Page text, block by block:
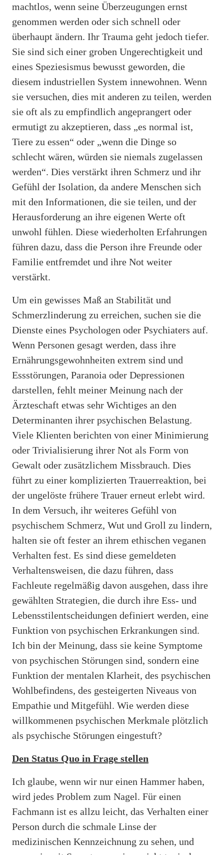
machtlos, wenn seine Überzeugungen ernst
genommen werden oder sich schnell oder
überhaupt ändern. Ihr Trauma geht jedoch tiefer.
Sie sind sich einer groben Ungerechtigkeit und
eines Speziesismus bewusst geworden, die
diesem industriellen System innewohnen. Wenn
sie versuchen, dies mit anderen zu teilen, werden
sie oft als zu empfindlich angeprangert oder
ermutigt zu akzeptieren, dass „es normal ist,
Tiere zu essen“ oder „wenn die Dinge so
schlecht wären, würden sie niemals zugelassen
werden“. Dies verstärkt ihren Schmerz und ihr
Gefühl der Isolation, da andere Menschen sich
mit den Informationen, die sie teilen, und der
Herausforderung an ihre eigenen Werte oft
unwohl fühlen. Diese wiederholten Erfahrungen
führen dazu, dass die Person ihre Freunde oder
Familie entfremdet und ihre Not weiter
verstärkt.
Um ein gewisses Maß an Stabilität und
Schmerzlinderung zu erreichen, suchen sie die
Dienste eines Psychologen oder Psychiaters auf.
Wenn Personen gesagt werden, dass ihre
Ernährungsgewohnheiten extrem sind und
Essstörungen, Paranoia oder Depressionen
darstellen, fehlt meiner Meinung nach der
Ärzteschaft etwas sehr Wichtiges an den
Determinanten ihrer psychischen Belastung.
Viele Klienten berichten von einer Minimierung
oder Trivialisierung ihrer Not als Form von
Gewalt oder zusätzlichem Missbrauch. Dies
führt zu einer komplizierten Trauerreaktion, bei
der ungelöste frühere Trauer erneut erlebt wird.
In dem Versuch, ihr weiteres Gefühl von
psychischem Schmerz, Wut und Groll zu lindern,
halten sie oft fester an ihrem ethischen veganen
Verhalten fest. Es sind diese gemeldeten
Verhaltensweisen, die dazu führen, dass
Fachleute regelmäßig davon ausgehen, dass ihre
gewählten Strategien, die durch ihre Ess- und
Lebensstilentscheidungen definiert werden, eine
Funktion von psychischen Erkrankungen sind.
Ich bin der Meinung, dass sie keine Symptome
von psychischen Störungen sind, sondern eine
Funktion der mentalen Klarheit, des psychischen
Wohlbefindens, des gesteigerten Niveaus von
Empathie und Mitgefühl. Wie werden diese
willkommenen psychischen Merkmale plötzlich
als psychische Störungen eingestuft?
Den Status Quo in Frage stellen
Ich glaube, wenn wir nur einen Hammer haben,
wird jedes Problem zum Nagel. Für einen
Fachmann ist es allzu leicht, das Verhalten einer
Person durch die schmale Linse der
medizinischen Kennzeichnung zu sehen, und